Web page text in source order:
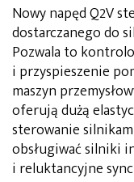
Nowy napęd Q2V
dostarczanego do
Pozwala to
i przyspieszenie
maszyn
oferują dużą
sterowanie
obsługiwać silniki
i reluktancyjne